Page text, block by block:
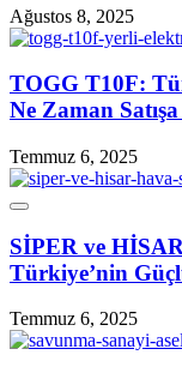
Ağustos 8, 2025
TOGG T10F:
Ne Zaman
Temmuz 6, 2025
SİPER ve
Türkiye’nin
Temmuz 6, 2025